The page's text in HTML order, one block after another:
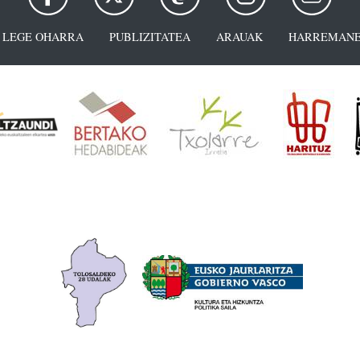
LEGE OHARRA PUBLIZITATEA ARAUAK